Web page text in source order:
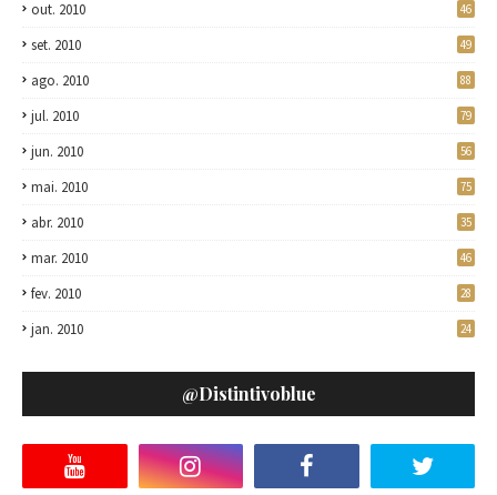
out. 2010 46
set. 2010 49
ago. 2010 88
jul. 2010 79
jun. 2010 56
mai. 2010 75
abr. 2010 35
mar. 2010 46
fev. 2010 28
jan. 2010 24
@distintivoblue